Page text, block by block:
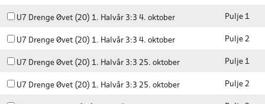
U7 Drenge Øvet (20) 1. Halvår 3:3 4. oktober Pulje 1
U7 Drenge Øvet (20) 1. Halvår 3:3 4. oktober Pulje 2
U7 Drenge Øvet (20) 1. Halvår 3:3 25. oktober Pulje 1
U7 Drenge Øvet (20) 1. Halvår 3:3 25. oktober Pulje 2